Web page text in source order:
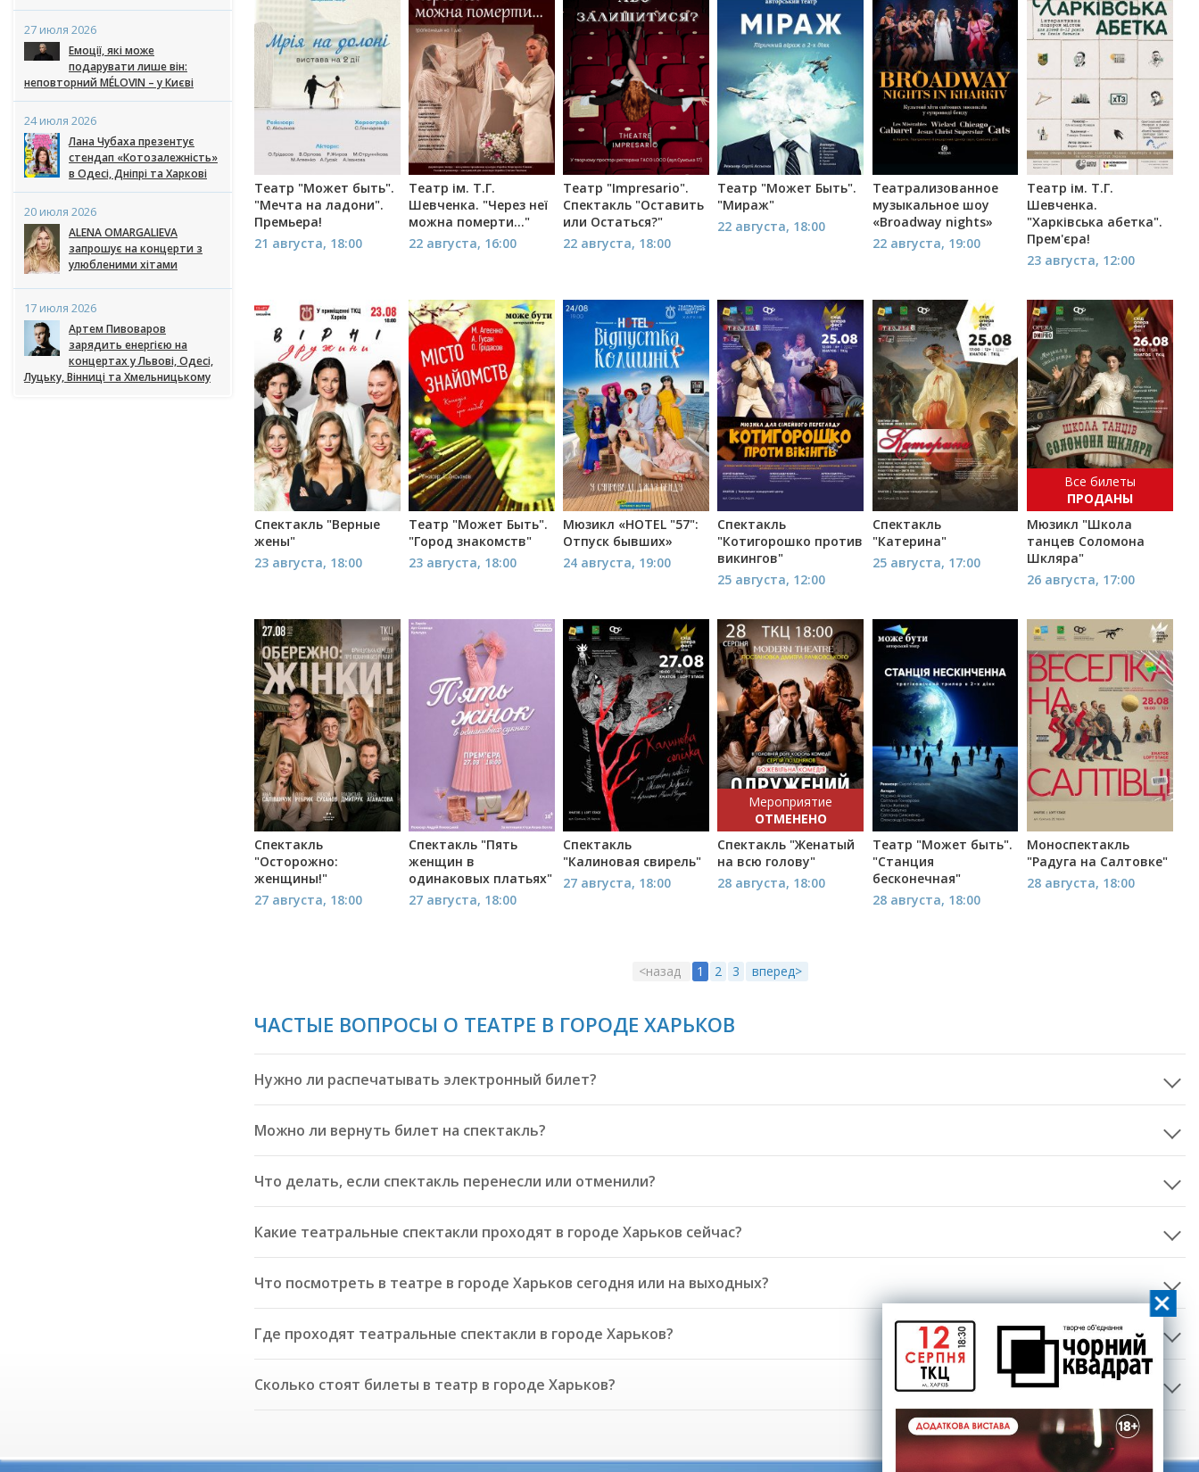
27 июля 2026
Емоції, які може
подарувати лише він:
неповторний MÉLOVIN – у Києві
24 июля 2026
Лана Чубаха презентує
стендап «Котозалежність»
в Одесі, Дніпрі та Харкові
20 июля 2026
ALENA OMARGALIEVA
запрошує на концерти з
улюбленими хітами
17 июля 2026
Артем Пивоваров
зарядить енергією на
концертах у Львові, Одесі,
Луцьку, Вінниці та Хмельницькому
Театр "Может быть".
"Мечта на ладони".
Премьера!
21 августа, 18:00
Театр ім. Т.Г.
Шевченка. "Через неї
можна померти..."
22 августа, 16:00
Театр "Impresario".
Спектакль "Оставить
или Остаться?"
22 августа, 18:00
Театр "Может Быть".
"Мираж"
22 августа, 18:00
Театрализованное
музыкальное шоу
«Broadway nights»
22 августа, 19:00
Театр ім. Т.Г.
Шевченка.
"Харківська абетка".
Прем'єра!
23 августа, 12:00
Спектакль "Верные
жены"
23 августа, 18:00
Театр "Может Быть".
"Город знакомств"
23 августа, 18:00
Мюзикл «HOTEL "57":
Отпуск бывших»
24 августа, 19:00
Спектакль
"Котигорошко против
викингов"
25 августа, 12:00
Спектакль
"Катерина"
25 августа, 17:00
Все билеты
ПРОДАНЫ
Мюзикл "Школа
танцев Соломона
Шкляра"
26 августа, 17:00
Спектакль
"Осторожно:
женщины!"
27 августа, 18:00
Спектакль "Пять
женщин в
одинаковых платьях"
27 августа, 18:00
Спектакль
"Калиновая свирель"
27 августа, 18:00
Мероприятие
ОТМЕНЕНО
Спектакль "Женатый
на всю голову"
28 августа, 18:00
Театр "Может быть".
"Станция
бесконечная"
28 августа, 18:00
Моноспектакль
"Радуга на Салтовке"
28 августа, 18:00
<назад 1 2 3 вперед>
ЧАСТЫЕ ВОПРОСЫ О ТЕАТРЕ В ГОРОДЕ ХАРЬКОВ
Нужно ли распечатывать электронный билет?
Можно ли вернуть билет на спектакль?
Что делать, если спектакль перенесли или отменили?
Какие театральные спектакли проходят в городе Харьков сейчас?
Что посмотреть в театре в городе Харьков сегодня или на выходных?
Где проходят театральные спектакли в городе Харьков?
Сколько стоят билеты в театр в городе Харьков?